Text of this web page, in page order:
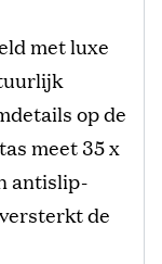
met luxe
op de
meet 35 x
antislip-
de